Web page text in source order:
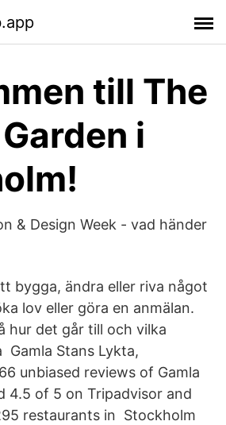
till The
i
& Design Week - vad händer
bygga, ändra eller riva något
lov eller göra en anmälan.
hur det går till och vilka
Gamla Stans Lykta,
unbiased reviews of Gamla
4.5 of 5 on Tripadvisor and
restaurants in Stockholm